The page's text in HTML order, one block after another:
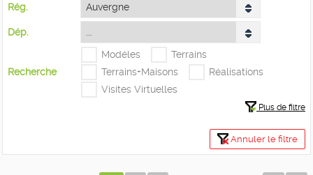
Rég.
Dép.
Recherche
Modéles
Terrains
Terrains+Maisons
Réalisations
Visites Virtuelles
Plus de filtre
Annuler le filtre